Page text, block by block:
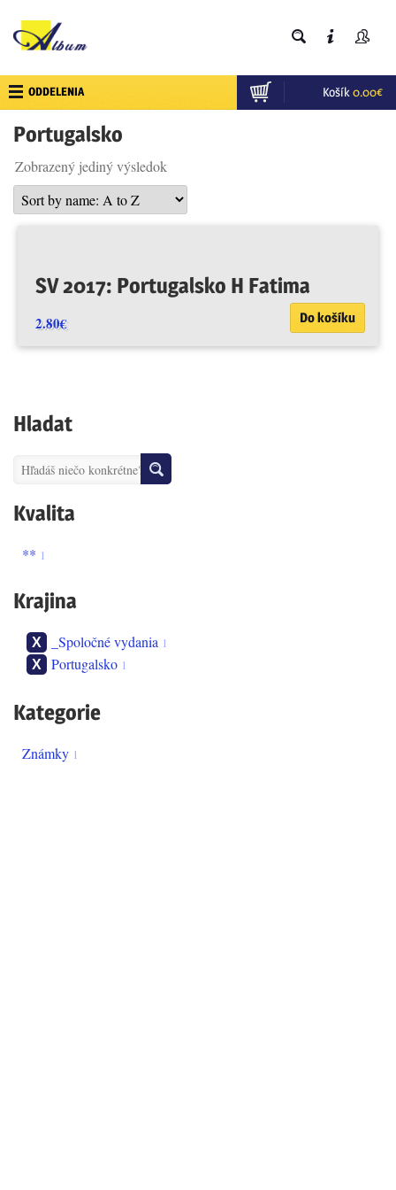
Košík 0.00€
ODDELENIA
Portugalsko
Zobrazený jediný výsledok
SV 2017: Portugalsko H Fatima
2.80€ Do košíku
Hladat
Kvalita
** 1
Krajina
_Spoločné vydania 1
Portugalsko 1
Kategorie
známky 1